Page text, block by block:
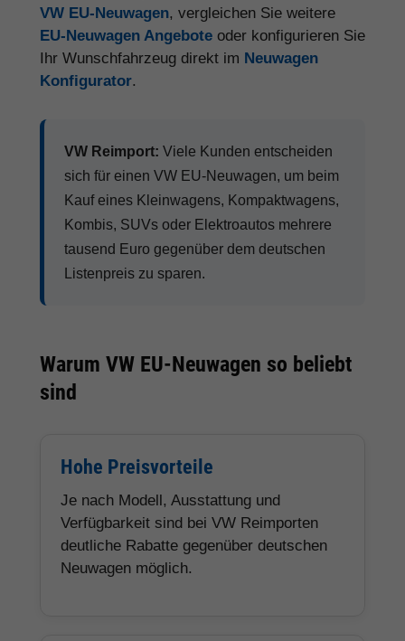
VW EU-Neuwagen, vergleichen Sie weitere
EU-Neuwagen Angebote oder konfigurieren Sie
Ihr Wunschfahrzeug direkt im Neuwagen
Konfigurator.
VW Reimport: Viele Kunden entscheiden
sich für einen VW EU-Neuwagen, um beim
Kauf eines Kleinwagens, Kompaktwagens,
Kombis, SUVs oder Elektroautos mehrere
tausend Euro gegenüber dem deutschen
Listenpreis zu sparen.
Warum VW EU-Neuwagen so beliebt
sind
Hohe Preisvorteile
Je nach Modell, Ausstattung und
Verfügbarkeit sind bei VW Reimporten
deutliche Rabatte gegenüber deutschen
Neuwagen möglich.